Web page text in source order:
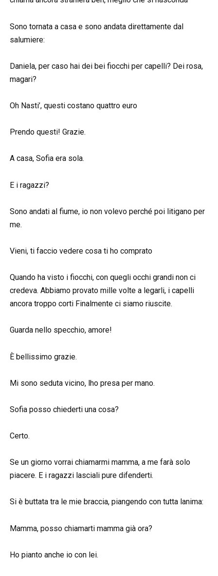
Sono tornata a casa e sono andata direttamente dal
salumiere:
Daniela, per caso hai dei bei fiocchi per capelli? Dei rosa,
magari?
Oh Nasti’, questi costano quattro euro
Prendo questi! Grazie.
A casa, Sofia era sola.
E i ragazzi?
Sono andati al fiume, io non volevo perché poi litigano per
me.
Vieni, ti faccio vedere cosa ti ho comprato
Quando ha visto i fiocchi, con quegli occhi grandi non ci
credeva. Abbiamo provato mille volte a legarli, i capelli
ancora troppo corti Finalmente ci siamo riuscite.
Guarda nello specchio, amore!
È bellissimo grazie.
Mi sono seduta vicino, lho presa per mano.
Sofia posso chiederti una cosa?
Certo.
Se un giorno vorrai chiamarmi mamma, a me farà solo
piacere. E i ragazzi lasciali pure difenderti.
Si è buttata tra le mie braccia, piangendo con tutta lanima:
Mamma, posso chiamarti mamma già ora?
Ho pianto anche io con lei.